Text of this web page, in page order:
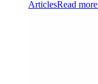
ArticlesRead more